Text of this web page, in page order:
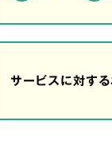
サービスに対す